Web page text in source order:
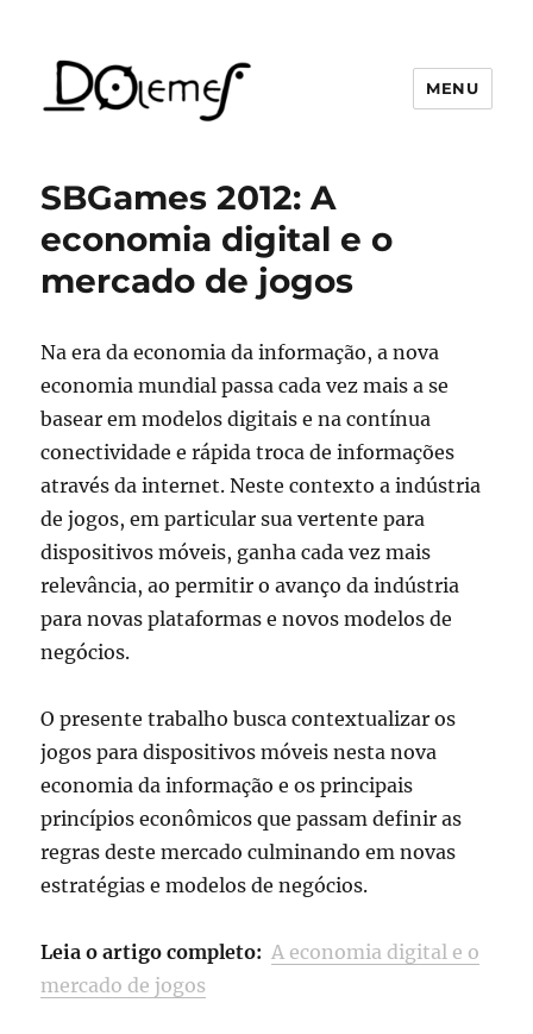
MENU
SBGames 2012: A
economia digital e o
mercado de jogos
Na era da economia da informação, a nova
economia mundial passa cada vez mais a se
basear em modelos digitais e na contínua
conectividade e rápida troca de informações
através da internet. Neste contexto a indústria
de jogos, em particular sua vertente para
dispositivos móveis, ganha cada vez mais
relevância, ao permitir o avanço da indústria
para novas plataformas e novos modelos de
negócios.
O presente trabalho busca contextualizar os
jogos para dispositivos móveis nesta nova
economia da informação e os principais
princípios econômicos que passam definir as
regras deste mercado culminando em novas
estratégias e modelos de negócios.
Leia o artigo completo: A economia digital e o
mercado de jogos